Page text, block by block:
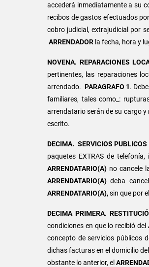
accederá inmediatamente a su
recibos de gastos efectuados por
cobro judicial, extrajudicial por
ARRENDADOR la fecha, hora y
NOVENA. REPARACIONES
pertinentes, las reparaciones
arrendado. PARAGRAFO 1.
familiares, tales como_:
arrendatario serán de su cargo
escrito.
DECIMA. SERVICIOS
paquetes EXTRAS de
ARRENDATARIO(A) no cancele
ARRENDATARIO(A) deba
ARRENDATARIO(A),sin que por
DECIMA PRIMERA.
condiciones en que lo recibió del
concepto de servicios públicos
dichas facturas en el domicilio del
obstante lo anterior, el